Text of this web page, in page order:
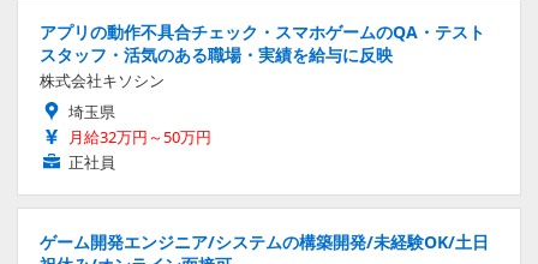
アプリの動作不具合チェック・スマホゲームのQA・テスト
スタッフ・活気のある職場・実績を給与に反映
株式会社キソシン
埼玉県
月給32万円～50万円
正社員
ゲーム開発エンジニア/システムの構築開発/未経験OK/土日